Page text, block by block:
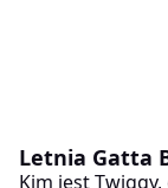
Letnia Gatta
Kim jest